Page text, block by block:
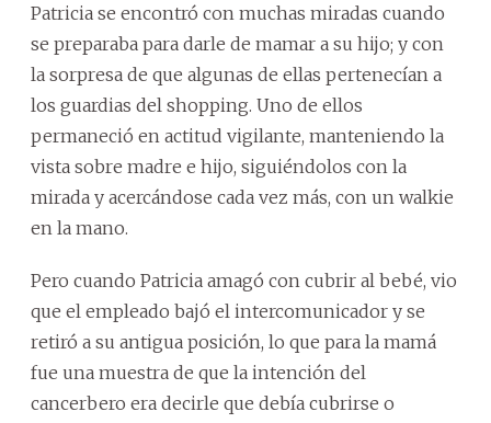
Patricia se encontró con muchas miradas cuando
se preparaba para darle de mamar a su hijo; y con
la sorpresa de que algunas de ellas pertenecían a
los guardias del shopping. Uno de ellos
permaneció en actitud vigilante, manteniendo la
vista sobre madre e hijo, siguiéndolos con la
mirada y acercándose cada vez más, con un walkie
en la mano.
Pero cuando Patricia amagó con cubrir al bebé, vio
que el empleado bajó el intercomunicador y se
retiró a su antigua posición, lo que para la mamá
fue una muestra de que la intención del
cancerbero era decirle que debía cubrirse o